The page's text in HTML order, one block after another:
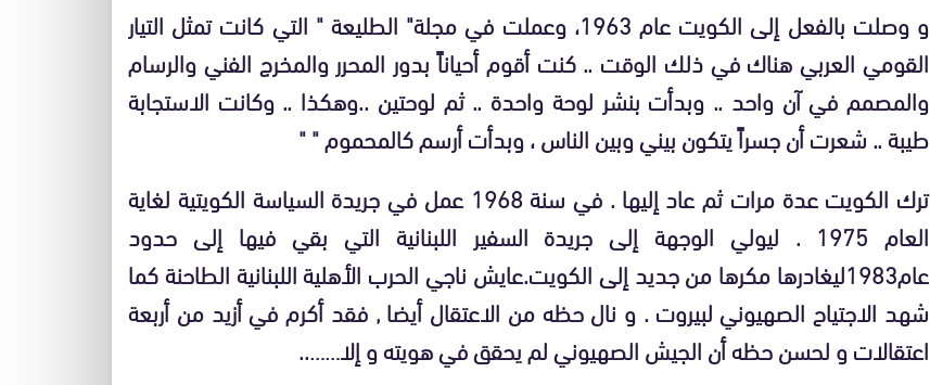
و وصلت بالفعل إلى الكويت عام 1963، وعملت في مجلة" الطليعة " التي كانت تمثل التيار
القومي العربي هناك في ذلك الوقت .. كنت أقوم أحياناً بدور المحرر والمخرج الفني والرسام
والمصمم في آن واحد .. وبدأت بنشر لوحة واحدة .. ثم لوحتين ..وهكذا .. وكانت الاستجابة
طيبة .. شعرت أن جسراً يتكون بيني وبين الناس ، وبدأت أرسم كالمحموم " "
ترك الكويت عدة مرات ثم عاد إليها . في سنة 1968 عمل في جريدة السياسة الكويتية لغاية
العام 1975 . ليولي الوجهة إلى جريدة السفير اللبنانية التي بقي فيها إلى حدود
عام1983ليغادرها مكرها من جديد إلى الكويت.عايش ناجي الحرب الأهلية اللبنانية الطاحنة كما
شهد الاجتياح الصهيوني لبيروت . و نال حظه من الاعتقال أيضا , فقد أكرم في أزيد من أربعة
اعتقالات و لحسن حظه أن الجيش الصهيوني لم يحقق في هويته و إلا……..